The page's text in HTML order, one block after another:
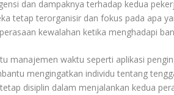
dan dampaknya terhadap kedua
tetap terorganisir dan fokus pada apa
kewalahan ketika menghadapi
manajemen waktu seperti aplikasi
mengingatkan individu tentang
disiplin dalam menjalankan kedua